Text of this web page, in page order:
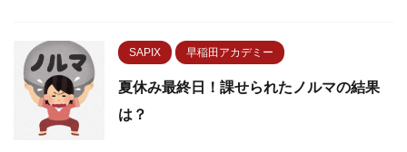
SAPIX 早稲田アカデミー
夏休み最終日！課せられたノルマの結果
は？